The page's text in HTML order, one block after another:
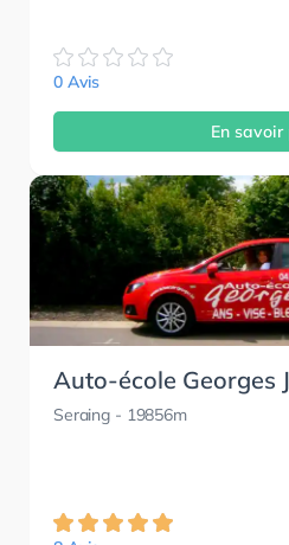
0 Avis
En savoir
Auto-école Georges
Seraing - 19856m